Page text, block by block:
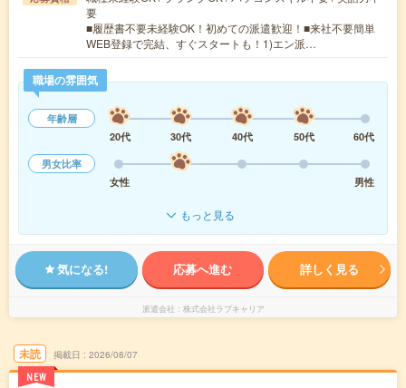
要
■履歴書不要未経験OK！初めての派遣歓迎！■来社不要簡単
WEB登録で完結、すぐスタートも！1)エン派…
職場の雰囲気
年齢層
20代
30代 40代 50代
60代
男女比率
女性
男性
もっと見る
気になる! 応募へ進む 詳しく見る
派遣会社 株式会社ラブキャリア
未読
NEW
掲載日 2026/08/07